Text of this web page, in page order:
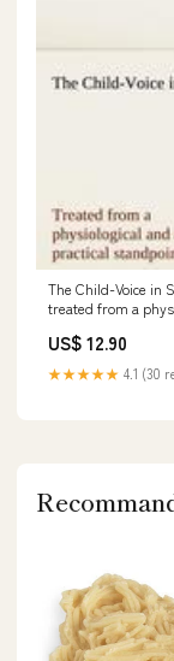
The Child-Voice in
treated from a
especially adapted
and boy choirs
US$ 12.90
★★★★★ 4.1 (30